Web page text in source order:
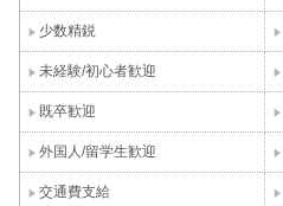
少数精鋭
未経験/初心者歓迎
既卒歓迎
外国人/留学生歓迎
交通費支給